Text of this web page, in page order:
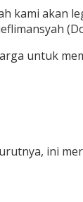
kami akan
untuk
ini